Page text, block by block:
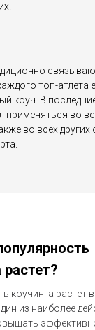
топ-атлета
коуч. В
применяться во
во всех других
растет?
коучинга растет в
из наиболее